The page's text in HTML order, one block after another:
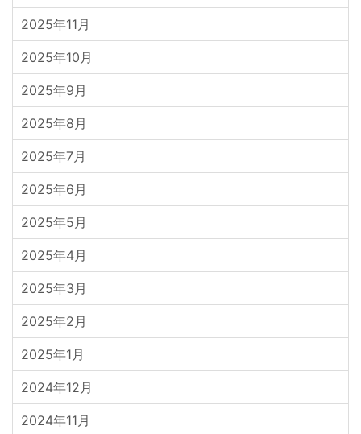
2025年11月
2025年10月
2025年9月
2025年8月
2025年7月
2025年6月
2025年5月
2025年4月
2025年3月
2025年2月
2025年1月
2024年12月
2024年11月